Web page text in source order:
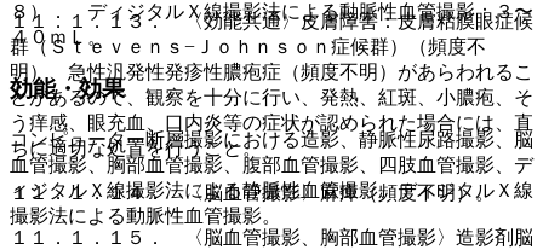
１１．１．１３． 〈効能共通〉皮膚障害：皮膚粘膜眼症候
群（Ｓｔｅｖｅｎｓ−Ｊｏｈｎｓｏｎ症候群）（頻度不
明）、急性汎発性発疹性膿疱症（頻度不明）があらわれるこ
とがあるので、観察を十分に行い、発熱、紅斑、小膿疱、そ
う痒感、眼充血、口内炎等の症状が認められた場合には、直
ちに適切な処置を行うこと。
１１．１．１４． 〈脳血管撮影〉麻痺（頻度不明）。
１１．１．１５． 〈脳血管撮影、胸部血管撮影〉造影剤脳
８）． ディジタルＸ線撮影法による動脈性血管撮影：３〜
４０ｍＬ。
効能・効果
コンピューター断層撮影における造影、静脈性尿路撮影、脳
血管撮影、胸部血管撮影、腹部血管撮影、四肢血管撮影、デ
ィジタルＸ線撮影法による静脈性血管撮影、ディジタルＸ線
撮影法による動脈性血管撮影。